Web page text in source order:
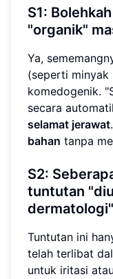
S1:
"organik"
Ya,
(seperti minyak
komedogenik.
secara
selamat jerawat
bahan tanpa
S2:
tuntutan
Tuntutan ini
telah terlibat
untuk iritasi